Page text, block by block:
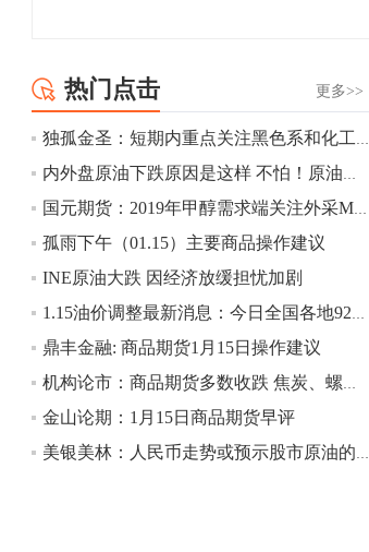
幅扩大至4.4%。
10:43
【行情】芝加哥11月大豆期货跌0.4%，12
月玉米期货跌1%。
10:43
【行情】油脂油料期货表现抢眼，豆二期
2.5%，棕榈油涨近2%，菜粕涨1.54%。
10:17
【研报精选】国内期货机构对8月5日的原
油期货走势预测
更多>>
热门点击
独孤金圣：短期内重点关注黑色系和化工操作
内外盘原油下跌原因是这样 不怕！原油正酝酿下一波攻势！
国元期货：2019年甲醇需求端关注外采MTO投放节奏
孤雨下午（01.15）主要商品操作建议
INE原油大跌 因经济放缓担忧加剧
1.15油价调整最新消息：今日全国各地92号汽油价格查询一览
鼎丰金融: 商品期货1月15日操作建议
机构论市：商品期货多数收跌 焦炭、螺纹涨幅居前
金山论期：1月15日商品期货早评
美银美林：人民币走势或预示股市原油的反弹将延续！